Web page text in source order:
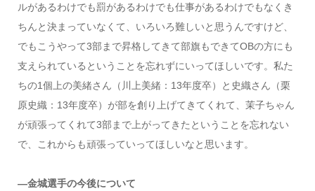
ルがあるわけでも罰があるわけでも仕事があるわけでもなくき
ちんと決まっていなくて、いろいろ難しいと思うんですけど、
でもこうやって3部まで昇格してきて部旗もできてOBの方にも
支えられているということを忘れずにいってほしいです。私た
ちの1個上の美緒さん（川上美緒：13年度卒）と史織さん（栗
原史織：13年度卒）が部を創り上げてきてくれて、茉子ちゃん
が頑張ってくれて3部まで上がってきたということを忘れない
で、これからも頑張っていってほしいなと思います。
―金城選手の今後について